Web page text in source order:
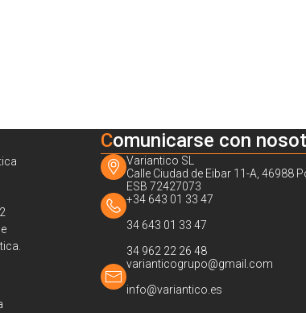
Comunicarse con
Variantico SL
Calle Ciudad de Eibar 11-A, 46988
ESB 72427073
+34 643 01 33 47
34 643 01 33 47
34 962 22 26 48
varianticogrupo@gmail.com
info@variantico.es